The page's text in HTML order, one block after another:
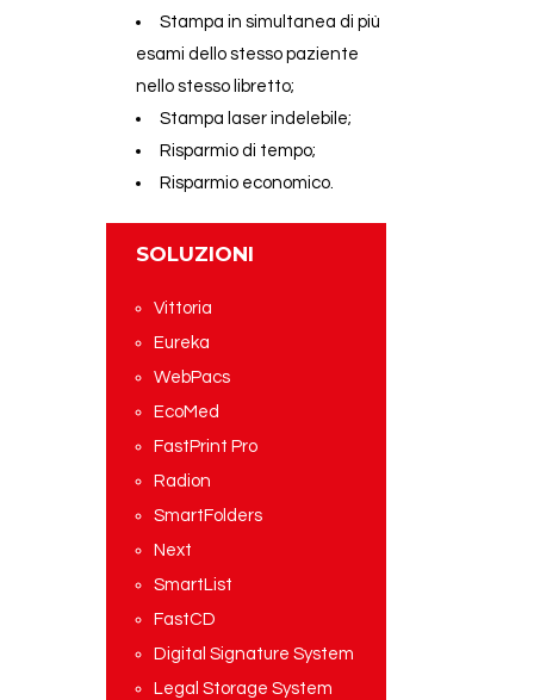
Stampa in simultanea di più
esami dello stesso paziente
nello stesso libretto;
Stampa laser indelebile;
Risparmio di tempo;
Risparmio economico.
SOLUZIONI
Vittoria
Eureka
WebPacs
EcoMed
FastPrint Pro
Radion
SmartFolders
Next
SmartList
FastCD
Digital Signature System
Legal Storage System